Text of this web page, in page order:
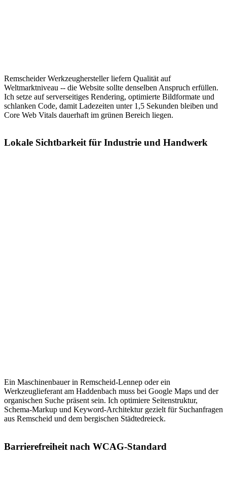
Remscheider Werkzeughersteller liefern Qualität auf
Weltmarktniveau -- die Website sollte denselben Anspruch erfüllen.
Ich setze auf serverseitiges Rendering, optimierte Bildformate und
schlanken Code, damit Ladezeiten unter 1,5 Sekunden bleiben und
Core Web Vitals dauerhaft im grünen Bereich liegen.
Lokale Sichtbarkeit für Industrie und Handwerk
Ein Maschinenbauer in Remscheid-Lennep oder ein
Werkzeuglieferant am Haddenbach muss bei Google Maps und der
organischen Suche präsent sein. Ich optimiere Seitenstruktur,
Schema-Markup und Keyword-Architektur gezielt für Suchanfragen
aus Remscheid und dem bergischen Städtedreieck.
Barrierefreiheit nach WCAG-Standard